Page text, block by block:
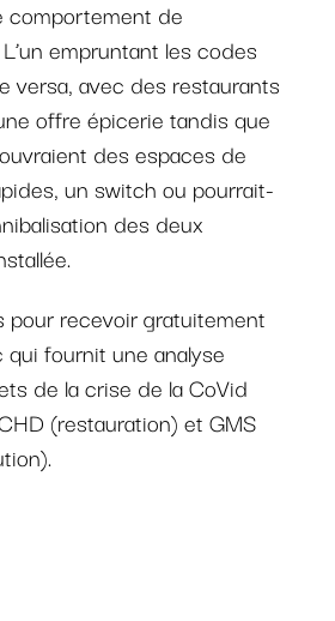
comportement de
empruntant les codes
versa, avec des restaurants
offre épicerie tandis que
des espaces de
un switch ou pourrait-
des deux
pour recevoir gratuitement
fournit une analyse
de la crise de la CoVid
(restauration) et GMS